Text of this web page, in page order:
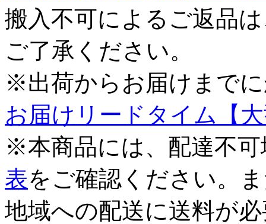
搬入不可によるご返品
ご了承ください。
※出荷からお届けまで
お届けリードタイム【
※本商品には、配達不
表をご確認ください。
地域への配送に送料が